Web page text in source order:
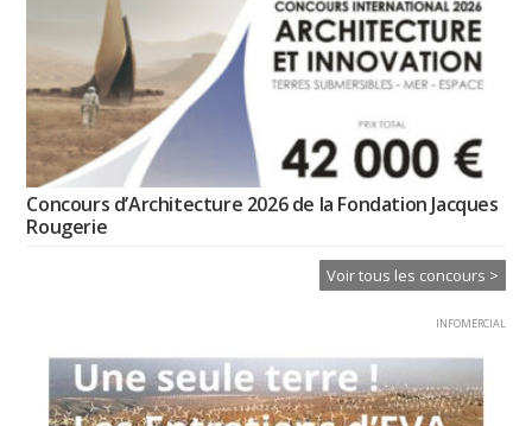
Concours d’Architecture 2026 de la Fondation Jacques
Rougerie
Voir tous les concours >
INFOMERCIAL